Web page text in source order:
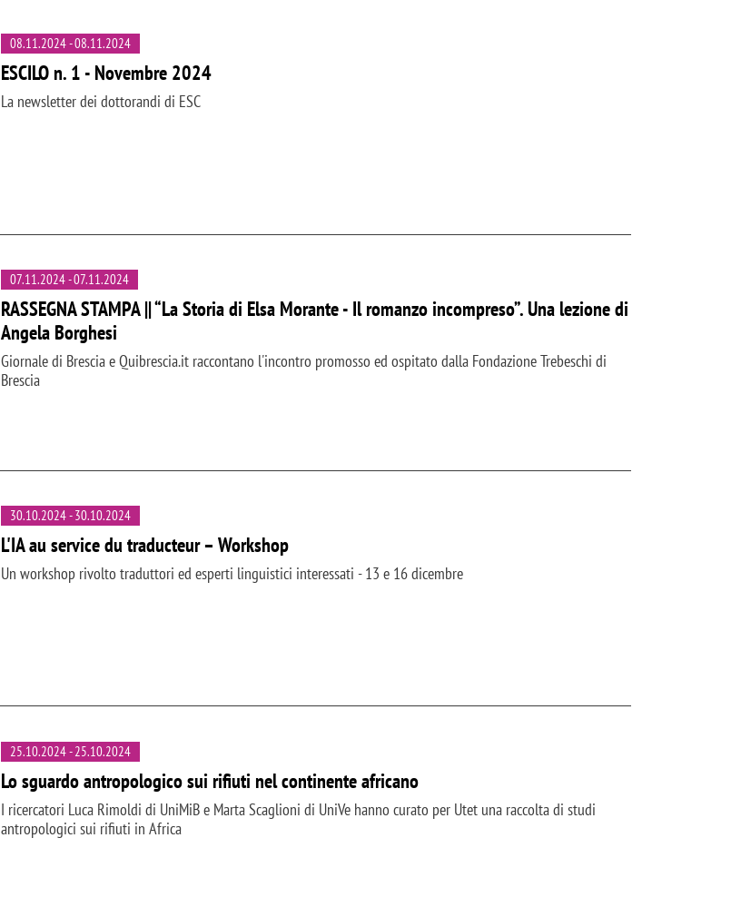
08.11.2024-08.11.2024
ESCILO n. 1 - Novembre 2024
La newsletter dei dottorandi di ESC
07.11.2024-07.11.2024
RASSEGNA STAMPA || “La Storia di Elsa Morante - Il romanzo incompreso”. Una lezione di
Angela Borghesi
Giornale di Brescia e Quibrescia.it raccontano l'incontro promosso ed ospitato dalla Fondazione Trebeschi di
Brescia
30.10.2024-30.10.2024
L'IA au service du traducteur – Workshop
Un workshop rivolto traduttori ed esperti linguistici interessati - 13 e 16 dicembre
25.10.2024-25.10.2024
Lo sguardo antropologico sui rifiuti nel continente africano
I ricercatori Luca Rimoldi di UniMiB e Marta Scaglioni di UniVe hanno curato per Utet una raccolta di studi
antropologici sui rifiuti in Africa